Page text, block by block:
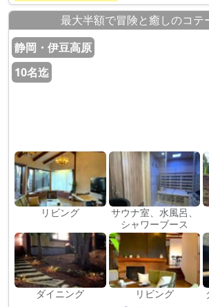
最大半額で冒険と癒しのコテ
静岡・伊豆高原
10名迄
リビング
サウナ室、水風呂、
シャワーブース
ダイニング リビング